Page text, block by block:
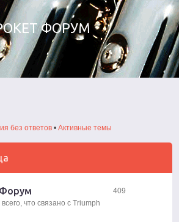
ФОРУМ
без ответов• Активные темы
что связано с Triumph
409